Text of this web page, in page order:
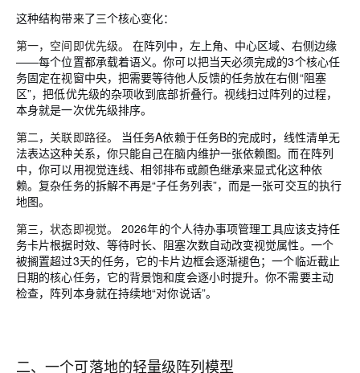
这种结构带来了三个核心变化：
第一，空间即优先级。
在阵列中，左上角、中心区域、右侧边缘
——每个位置都承载着语义。你可以把当天必须完成的3个核心任
务固定在视窗中央，把需要等待他人反馈的任务放在右侧“阻塞
区”，把低优先级的杂项收到底部折叠行。视线扫过阵列的过程，
本身就是一次优先级排序。
第二，关联即路径。
当任务A依赖于任务B的完成时，线性清单无
法表达这种关系，你只能自己在脑内维护一张依赖图。而在阵列
中，你可以用视觉连线、相邻排布或颜色继承来显式化这种依
赖。复杂任务的拆解不再是“子任务列表”，而是一张可交互的执行
地图。
第三，状态即视觉。
2026年的个人待办事项管理工具应该支持任
务卡片根据时效、等待时长、阻塞次数自动改变视觉属性。一个
被搁置超过3天的任务，它的卡片边框会逐渐褪色；一个临近截止
日期的核心任务，它的背景饱和度会逐小时提升。你不需要主动
检查，阵列本身就在持续地“对你说话”。
二、一个可落地的轻量级阵列模型